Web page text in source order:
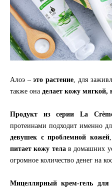
Алоэ –это растение , для
также она делает кожу мягкой,
Продукт из серии La
протеинами подходит именно
девушек с проблемной кожей
питает кожу телав домашних
огромное количество денег на
Мицеллярный крем-гель для